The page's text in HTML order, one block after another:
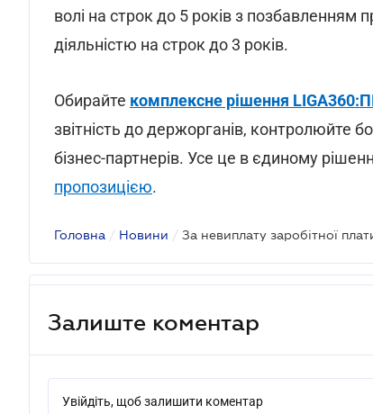
волі на строк до 5 років з позбавленням
діяльністю на строк до 3 років.
Обирайте комплексне рішення
звітність до держорганів, контролюйте
бізнес-партнерів. Усе це в єдиному
пропозицією.
Головна / Новини /
Залиште коментар
Увійдіть, щоб залишити коментар